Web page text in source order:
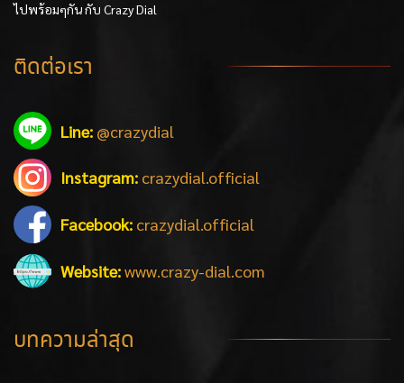
ไปพร้อมๆกัน กับ Crazy Dial
ติดต่อเรา
Line: @crazydial
Instagram: crazydial.official
Facebook: crazydial.official
Website:www.crazy-dial.com
บทความล่าสุด